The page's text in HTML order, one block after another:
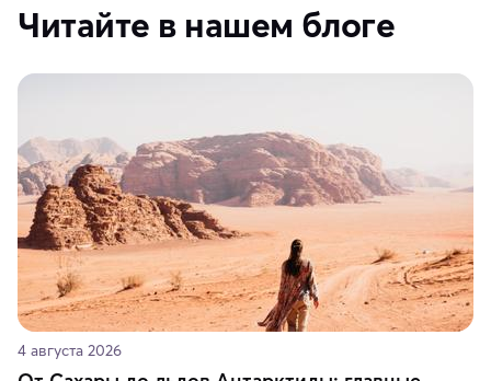
Читайте в нашем блоге
4 августа 2026